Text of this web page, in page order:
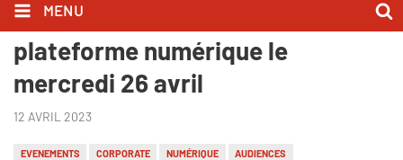
MENU
Public Sénat lance sa nouvelle
plateforme numérique le
mercredi 26 avril
12 AVRIL 2023
EVENEMENTS CORPORATE NUMÉRIQUE AUDIENCES